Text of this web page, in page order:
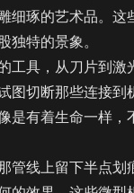
细琢的艺术品。这
特的景象。
具，从刀片到激
图切断那些连接到
是有着生命一样，
线上留下半点划